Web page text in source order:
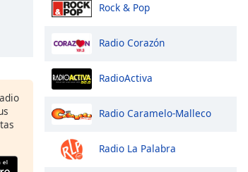
Rock & Pop
Radio Corazón
RadioActiva
Radio Caramelo-Malleco
Radio La Palabra